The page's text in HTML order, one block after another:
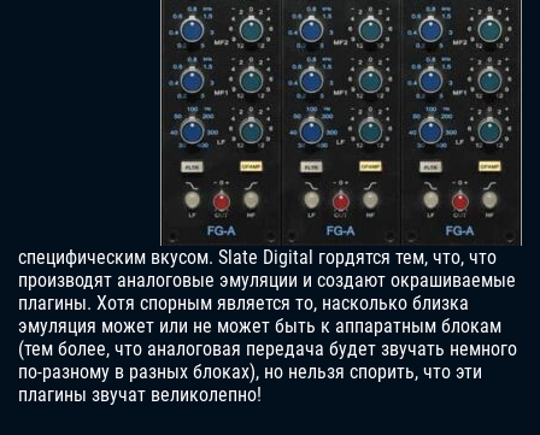
специфическим вкусом. Slate Digital гордятся тем, что, что
производят аналоговые эмуляции и создают окрашиваемые
плагины. Хотя спорным является то, насколько близка
эмуляция может или не может быть к аппаратным блокам
(тем более, что аналоговая передача будет звучать немного
по-разному в разных блоках), но нельзя спорить, что эти
плагины звучат великолепно!